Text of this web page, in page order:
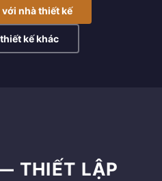
nhà thiết kế
kế khác
THIẾT LẬP